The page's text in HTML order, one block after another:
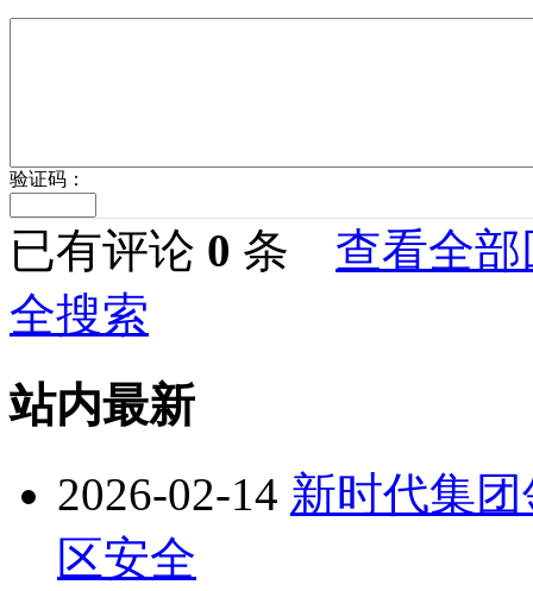
验证码：
已有评论 0 条 查看全部
全搜索
站内最新
2026-02-14 新时代集
区安全